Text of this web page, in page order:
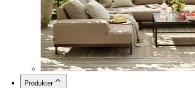
Produkter